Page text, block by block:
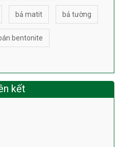
bả matit bả tường
bentonite
kết